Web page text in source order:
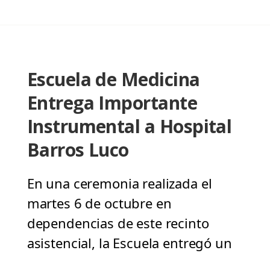
Escuela de Medicina
Entrega Importante
Instrumental a Hospital
Barros Luco
En una ceremonia realizada el
martes 6 de octubre en
dependencias de este recinto
asistencial, la Escuela entregó un